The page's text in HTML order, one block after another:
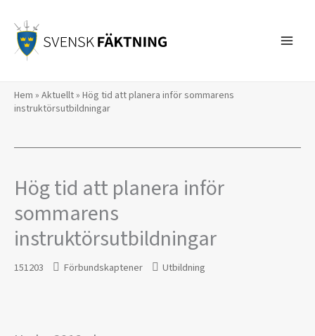
innehåll
Hem » Aktuellt» Hög tid att planera inför sommarens
instruktörsutbildningar
Hög tid att planera inför
sommarens
instruktörsutbildningar
151203 Förbundskaptener Utbildning